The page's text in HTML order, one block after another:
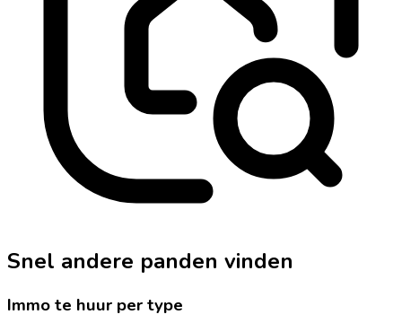
Snel andere panden vinden
Immo te huur per type